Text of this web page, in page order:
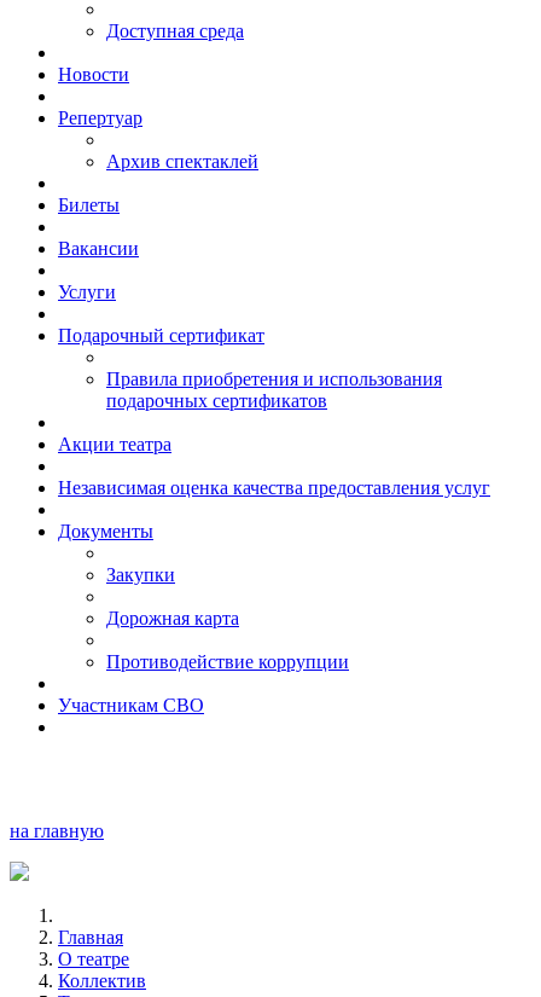
Доступная среда
Новости
Репертуар
Архив спектаклей
Билеты
Вакансии
Услуги
Подарочный сертификат
Правила приобретения и использования
подарочных сертификатов
Акции театра
Независимая оценка качества предоставления услуг
Документы
Закупки
Дорожная карта
Противодействие коррупции
Участникам СВО
на главную
Главная
О театре
Коллектив